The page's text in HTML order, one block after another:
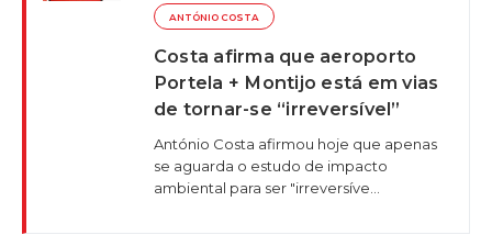
ANTÓNIO COSTA
Costa afirma que aeroporto
Portela + Montijo está em vias
de tornar-se “irreversível”
António Costa afirmou hoje que apenas
se aguarda o estudo de impacto
ambiental para ser "irreversíve...